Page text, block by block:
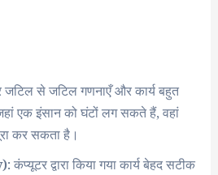
जटिल से जटिल गणनाएँ और कार्य बहुत
एक इंसान को घंटों लग सकते हैं, वहां
कर सकता है।
कंप्यूटर द्वारा किया गया कार्य बेहद सटीक